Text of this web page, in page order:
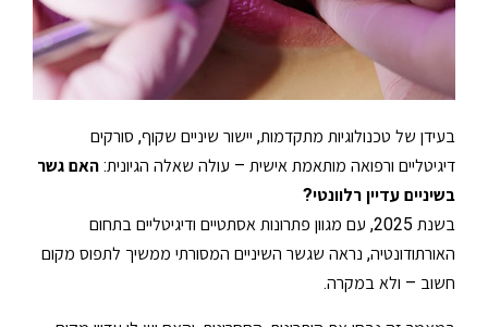
בעידן של טכנולוגיות מתקדמות, יישור שיניים שקוף, סורקים
דיגיטליים ורפואה מותאמת אישית – עולה שאלה הגיונית: האם גשר
בשיניים עדיין רלוונטי?
בשנת 2025, עם מגוון פתרונות אסתטיים ודיגיטליים בתחום
האורתודונטיה, נראה שגשר השיניים המסורתי ממשיך לתפוס מקום
חשוב – ולא במקרה.